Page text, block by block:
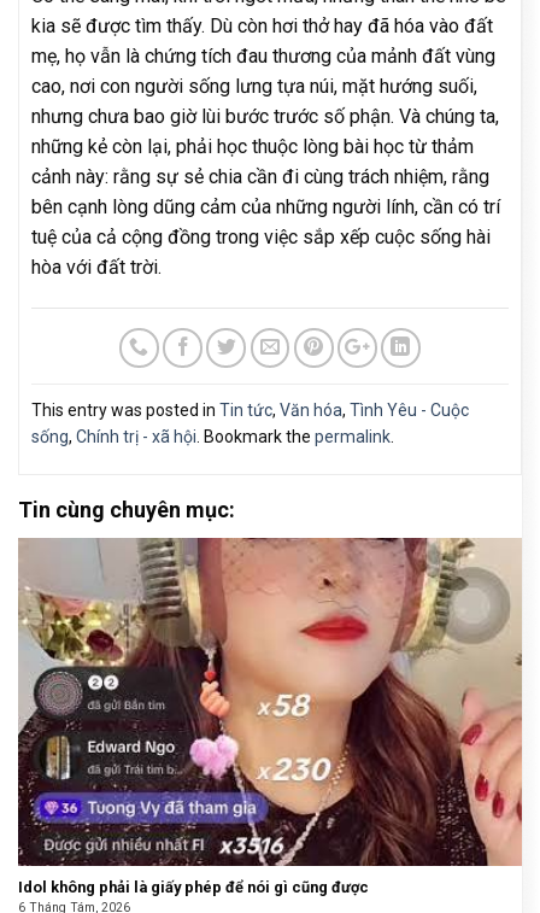
kia sẽ được tìm thấy. Dù còn hơi thở hay đã hóa vào đất
mẹ, họ vẫn là chứng tích đau thương của mảnh đất vùng
cao, nơi con người sống lưng tựa núi, mặt hướng suối,
nhưng chưa bao giờ lùi bước trước số phận. Và chúng ta,
những kẻ còn lại, phải học thuộc lòng bài học từ thảm
cảnh này: rằng sự sẻ chia cần đi cùng trách nhiệm, rằng
bên cạnh lòng dũng cảm của những người lính, cần có trí
tuệ của cả cộng đồng trong việc sắp xếp cuộc sống hài
hòa với đất trời.
This entry was posted in Tin tức, Văn hóa, Tình Yêu - Cuộc
sống, Chính trị - xã hội . Bookmark the permalink
Tin cùng chuyên mục:
Idol không phải là giấy phép để nói gì cũng được
6 Tháng Tám, 2026